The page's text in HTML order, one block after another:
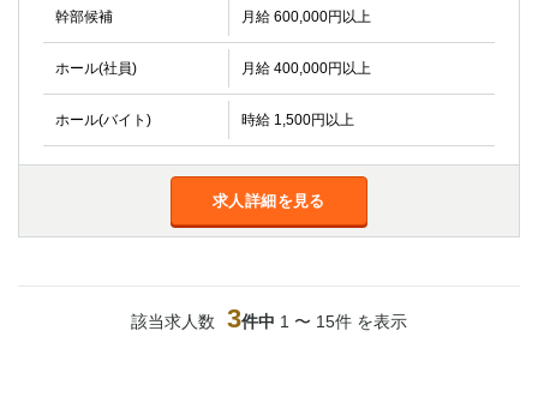
幹部候補 月給 600,000円以上
ホール(社員) 月給 400,000円以上
ホール(バイト) 時給 1,500円以上
求人詳細を見る
該当求人数 3件中 1 〜 15件 を表示
土浦 ひたち野うしく
群馬県
館林
選択した内容で設定